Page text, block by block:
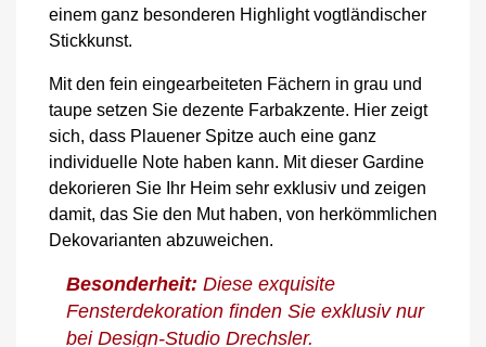
einem ganz besonderen Highlight vogtländischer
Stickkunst.
Mit den fein eingearbeiteten Fächern in grau und
taupe setzen Sie dezente Farbakzente. Hier zeigt
sich, dass Plauener Spitze auch eine ganz
individuelle Note haben kann. Mit dieser Gardine
dekorieren Sie Ihr Heim sehr exklusiv und zeigen
damit, das Sie den Mut haben, von herkömmlichen
Dekovarianten abzuweichen.
Besonderheit: Diese exquisite
Fensterdekoration finden Sie exklusiv nur
bei Design-Studio Drechsler.